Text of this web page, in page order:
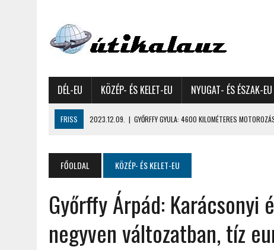
DÉL-EU KÖZÉP- ÉS KELET-EU NYUGAT- ÉS ÉSZAK-EU
FRISS 2023.12.09. | GYŐRFFY GYULA: 4600 KILOMÉTERES
2022.12.21.
VALLÁSOK FELETTI FEHÉR KARÁCSONYOK – AKÁR HÓ
2022.12.11. | OROSZNÉ KARDOS ÁGNES, OROSZ JÓZSEF: MOLDOVAI
2022.03.08.
GYŐRFFY GYULA – A VILÁG LEGSZEBB SZIGETEI I. –
2022.02.26. |
GÁL ZOLTÁN GYÖRGY: AZ ŐSZI JAPÁN A HEGYEKET JÁRVA –
2022.02.24. |
LIGETI ZSUZSA: DÉLNYUGATI SZOMSZÉDOLÁS –
FŐOLDAL KÖZÉP- ÉS KELET-EU
Győrffy Árpád: Karácsonyi
negyven változatban, tíz